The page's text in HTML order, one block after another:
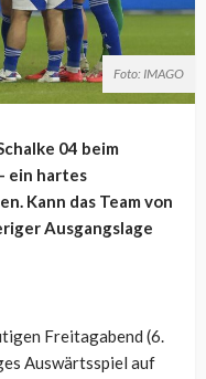
Foto: IMAGO
04 beim
ein hartes
Kann das Team von
Ausgangslage
Freitagabend (6.
Auswärtsspiel auf